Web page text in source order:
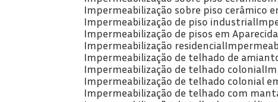
Impermeabilização sobre piso cerâmico
Impermeabilização de piso industrial
Impermeabilização de pisos em
Impermeabilização residencial
Impermeabilização de telhado de
Impermeabilização de telhado colonial
Impermeabilização de telhado colonial
Impermeabilização de telhado com